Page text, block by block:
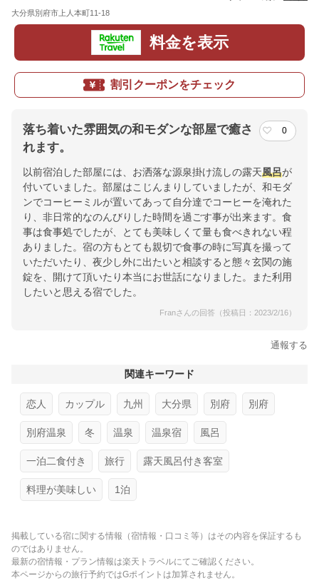
大分県別府市上人本町11-18
料金を表示
割引クーポンをチェック
落ち着いた雰囲気の和モダンな部屋で癒さ
れます。
0
以前宿泊した部屋には、お洒落な源泉掛け流しの露天風呂が
付いていました。部屋はこじんまりしていましたが、和モダ
ンでコーヒーミルが置いてあって自分達でコーヒーを淹れた
り、非日常的なのんびりした時間を過ごす事が出来ます。食
事は食事処でしたが、とても美味しくて量も食べきれない程
ありました。宿の方もとても親切で食事の時に写真を撮って
いただいたり、夜少し外に出たいと相談すると態々玄関の施
錠を、開けて頂いたり本当にお世話になりました。また利用
したいと思える宿でした。
Franさんの回答（投稿日：2023/2/16）
通報する
関連キーワード
恋人 カップル 九州 大分県 別府 別府
別府温泉 冬 温泉 温泉宿 風呂
一泊二食付き 旅行 露天風呂付き客室
料理が美味しい 1泊
掲載している宿に関する情報（宿情報・口コミ等）はその内容を保証するも
のではありません。
最新の宿情報・プラン情報は楽天トラベルにてご確認ください。
本ページからの旅行予約ではGポイントは加算されません。